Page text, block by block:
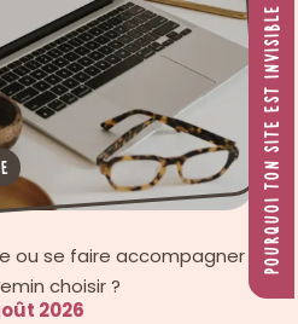
POURQUOI TON SITE EST INVISIBLE ?
ou se faire accompagner :
choisir ?
2026